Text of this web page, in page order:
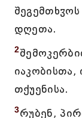
დღეთა.
2
იაკობისთა,
თქუენისა.
3რუბენ,